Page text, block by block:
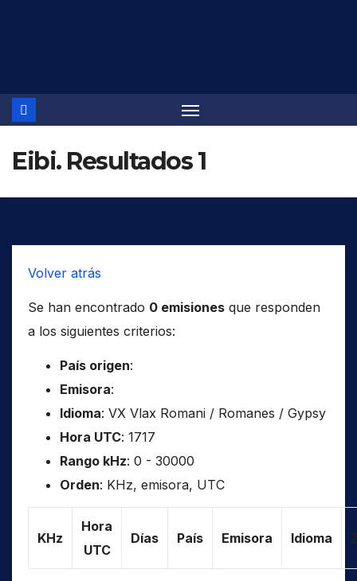
Eibi. Resultados 1
Volver atrás
Se han encontrado 0 emisiones que responden
a los siguientes criterios:
País origen:
Emisora:
Idioma: VX Vlax Romani / Romanes / Gypsy
Hora UTC: 1717
Rango kHz: 0 - 30000
Orden: KHz, emisora, UTC
KHz
Hora
UTC
Días País Emisora Idioma